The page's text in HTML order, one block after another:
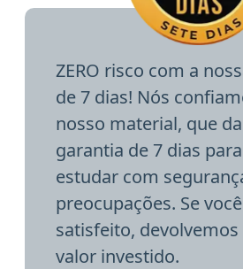
ZERO risco com a
de 7 dias! Nós
nosso material, que
garantia de 7 dias
estudar com
preocupações. Se
satisfeito, devolvemos
valor investido.